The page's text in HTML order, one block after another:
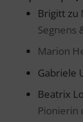
Brigittzu
Segnens
Marion
Gabriele
Beatrix
Pionierin